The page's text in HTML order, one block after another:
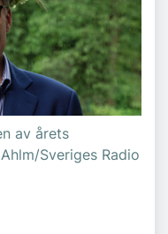
av årets
Sveriges Radio